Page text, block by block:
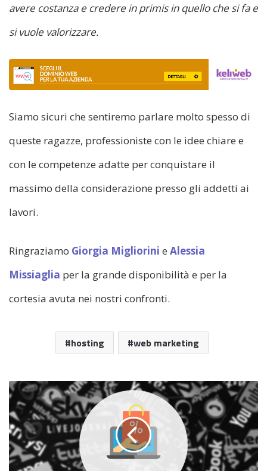
avere costanza e credere in primis in quello che si fa e
si vuole valorizzare.
Siamo sicuri che sentiremo parlare molto spesso di
queste ragazze, professioniste con le idee chiare e
con le competenze adatte per conquistare il
massimo della considerazione presso gli addetti ai
lavori.
Ringraziamo Giorgia Migliorini e Alessia
Missiaglia per la grande disponibilità e per la
cortesia avuta nei nostri confronti.
hosting web marketing